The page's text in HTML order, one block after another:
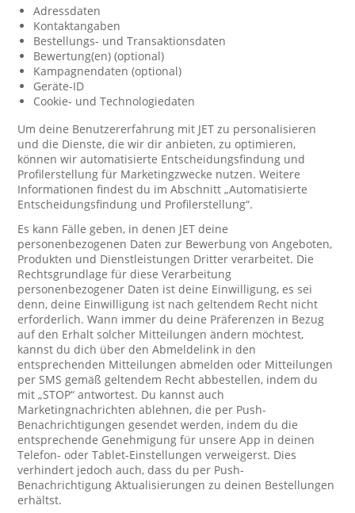
Adressdaten
Kontaktangaben
Bestellungs- und Transaktionsdaten
Bewertung(en) (optional)
Kampagnendaten (optional)
Geräte-ID
Cookie- und Technologiedaten
Um deine Benutzererfahrung mit JET zu personalisieren
und die Dienste, die wir dir anbieten, zu optimieren,
können wir automatisierte Entscheidungsfindung und
Profilerstellung für Marketingzwecke nutzen. Weitere
Informationen findest du im Abschnitt „Automatisierte
Entscheidungsfindung und Profilerstellung“.
Es kann Fälle geben, in denen JET deine
personenbezogenen Daten zur Bewerbung von Angeboten,
Produkten und Dienstleistungen Dritter verarbeitet. Die
Rechtsgrundlage für diese Verarbeitung
personenbezogener Daten ist deine Einwilligung, es sei
denn, deine Einwilligung ist nach geltendem Recht nicht
erforderlich. Wann immer du deine Präferenzen in Bezug
auf den Erhalt solcher Mitteilungen ändern möchtest,
kannst du dich über den Abmeldelink in den
entsprechenden Mitteilungen abmelden oder Mitteilungen
per SMS gemäß geltendem Recht abbestellen, indem du
mit „STOP“ antwortest. Du kannst auch
Marketingnachrichten ablehnen, die per Push-
Benachrichtigungen gesendet werden, indem du die
entsprechende Genehmigung für unsere App in deinen
Telefon- oder Tablet-Einstellungen verweigerst. Dies
verhindert jedoch auch, dass du per Push-
Benachrichtigung Aktualisierungen zu deinen Bestellungen
erhältst.